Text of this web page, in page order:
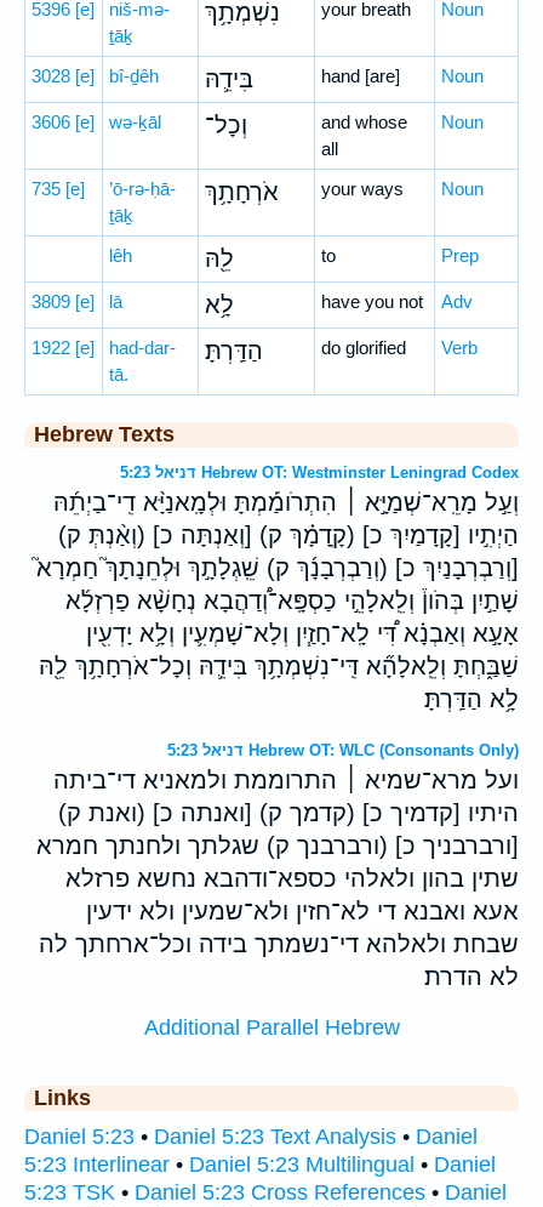
5396 [e]
niš-mə-
ṯāḵ
נִשְׁמְתָ֥ךְ your breath Noun
3028 [e] bî-ḏêh בִּידֵ֛הּ hand [are] Noun
3606 [e] wə-ḵāl וְכָל־
and whose
all
Noun
735 [e]
’ō-rə-ḥā-
ṯāḵ
אֹרְחָתָ֥ךְ your ways Noun
lêh לֵ֖הּ to Prep
3809 [e] lā לָ֥א have you not Adv
1922 [e]
had-dar-
tā.
הַדַּֽרְתָּ׃ do glorified Verb
Hebrew Texts
דניאל 5:23 Hebrew OT: Westminster Leningrad Codex
וְעַ֣ל מָרֵֽא־שְׁמַיָּ֣א ׀ הִתְרֹומַ֡מְתָּ וּלְמָֽאנַיָּ֨א דִֽי־בַיְתֵ֜הּ
הַיְתִ֣יו [קָדָמַיִךְ כ] (קָֽדָמָ֗ךְ ק) [וְאַנְתָּה כ] (וְאַ֨נְתְּ ק)
[וְרַבְרְבָנַיִךְ כ] (וְרַבְרְבָנָ֜ךְ ק) שֵֽׁגְלָתָ֣ךְ וּלְחֵנָתָךְ֮ חַמְרָא֮
שָׁתַ֣יִן בְּהֹון֒ וְלֵֽאלָהֵ֣י כַסְפָּֽא־וְ֠דַהֲבָא נְחָשָׁ֨א פַרְזְלָ֜א
אָעָ֣א וְאַבְנָ֗א דִּ֠י לָֽא־חָזַ֧יִן וְלָא־שָׁמְעִ֛ין וְלָ֥א יָדְעִ֖ין
שַׁבַּ֑חְתָּ וְלֵֽאלָהָ֞א דִּֽי־נִשְׁמְתָ֥ךְ בִּידֵ֛הּ וְכָל־אֹרְחָתָ֥ךְ לֵ֖הּ
לָ֥א הַדַּֽרְתָּ׃
דניאל 5:23 Hebrew OT: WLC (Consonants Only)
ועל מרא־שמיא ׀ התרוממת ולמאניא די־ביתה
היתיו [קדמיך כ] (קדמך ק) [ואנתה כ] (ואנת ק)
[ורברבניך כ] (ורברבנך ק) שגלתך ולחנתך חמרא
שתין בהון ולאלהי כספא־ודהבא נחשא פרזלא
אעא ואבנא די לא־חזין ולא־שמעין ולא ידעין
שבחת ולאלהא די־נשמתך בידה וכל־ארחתך לה
לא הדרת׃
Additional Parallel Hebrew
Links
Daniel 5:23 • Daniel 5:23 Text Analysis • Daniel
5:23 Interlinear • Daniel 5:23 Multilingual • Daniel
5:23 TSK • Daniel 5:23 Cross References • Daniel